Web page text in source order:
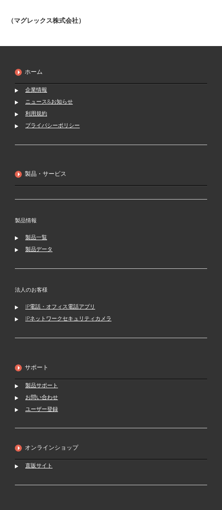
（マグレックス株式会社）
ホーム
企業情報
ニュース&お知らせ
利用規約
プライバシーポリシー
製品・サービス
製品情報
製品一覧
製品データ
法人のお客様
IP電話・オフィス電話アプリ
IPネットワークセキュリティカメラ
サポート
製品サポート
お問い合わせ
ユーザー登録
オンラインショップ
直販サイト